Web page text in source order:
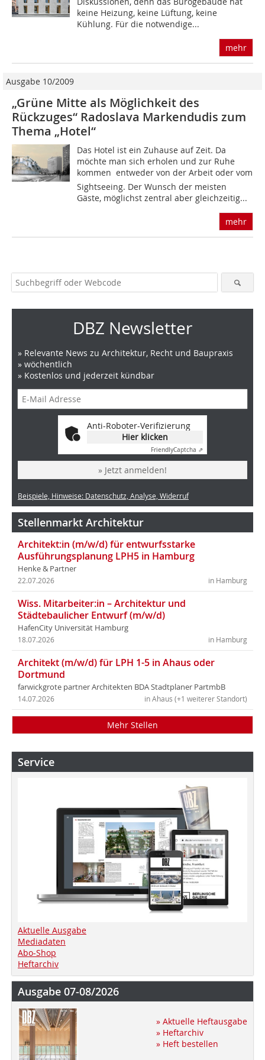
keine Heizung, keine Lüftung, keine
Kühlung. Für die notwendige...
mehr
Ausgabe 10/2009
„Grüne Mitte als Möglichkeit des
Rückzuges“ Radoslava Markendudis zum
Thema „Hotel“
Das Hotel ist ein Zuhause auf Zeit. Da
möchte man sich erholen und zur Ruhe
kommen  entweder von der Arbeit oder vom
Sightseeing. Der Wunsch der meisten
Gäste, möglichst zentral aber gleichzeitig...
mehr
DBZ Newsletter
» Relevante News zu Architektur, Recht und Baupraxis
» wöchentlich
» Kostenlos und jederzeit kündbar
Anti-Roboter-Verifizierung
Hier klicken
FriendlyCaptcha ⇗
» Jetzt anmelden!
Beispiele, Hinweise: Datenschutz, Analyse, Widerruf
Stellenmarkt Architektur
Architekt:in (m/w/d) für entwurfsstarke
Ausführungsplanung LPH5 in Hamburg
Henke & Partner
in Hamburg
22.07.2026
Wiss. Mitarbeiter:in – Architektur und
Städtebaulicher Entwurf (m/w/d)
HafenCity Universität Hamburg
in Hamburg
18.07.2026
Architekt (m/w/d) für LPH 1-5 in Ahaus oder
Dortmund
farwickgrote partner Architekten BDA Stadtplaner PartmbB
in Ahaus (+1 weiterer Standort)
14.07.2026
Mehr Stellen
Service
Aktuelle Ausgabe
Mediadaten
Abo-Shop
Heftarchiv
Ausgabe 07-08/2026
» Aktuelle Heftausgabe
» Heftarchiv
» Heft bestellen